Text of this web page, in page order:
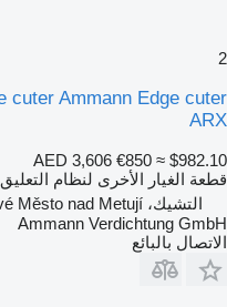
2
ARX
AED 3,606 €850 ≈ $982.10
قطعة الغيار الأخرى لنظام التعليق
التشيك، Nové Město nad Metují
Ammann Verdichtung GmbH
الاتصال بالبائع